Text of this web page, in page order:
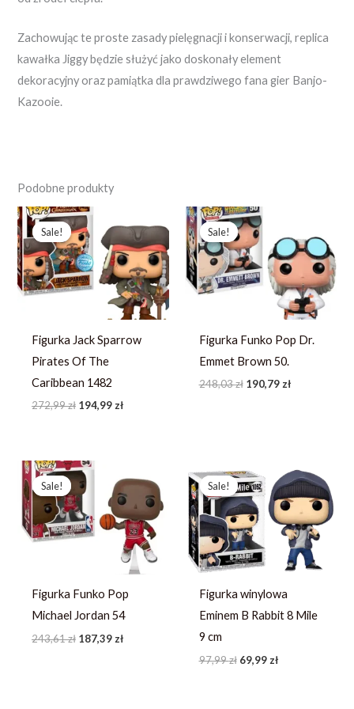
Zachowując te proste zasady pielęgnacji i konserwacji, replica
kawałka Jiggy będzie służyć jako doskonały element
dekoracyjny oraz pamiątka dla prawdziwego fana gier Banjo-
Kazooie.
Podobne produkty
Sale!
Sale!
Figurka Jack Sparrow
Pirates Of The
Caribbean 1482
272,99zł
Pierwotna
cena
wynosiła:
272,99 zł.
194,99zł
cena
wynosi:
194,99 zł.
Sale!
Sale!
Figurka Funko Pop Dr.
Emmet Brown 50.
248,03zł
Pierwotna
cena
wynosiła:
248,03 zł.
190,79zł
wynosi:
190,79 zł.
Sale!
Sale!
Figurka Funko Pop
Michael Jordan 54
243,61zł
Pierwotna
cena
wynosiła:
243,61 zł.
187,39 zł
cena
wynosi:
187,39 zł.
Sale!
Sale!
Figurka winylowa
Eminem B Rabbit 8 Mile
9 cm
97,99zł
cena
wynosiła:
97,99 zł.
69,99 zł
cena
wynosi:
69,99 zł.